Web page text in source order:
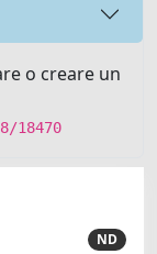
o creare un
18470
ND